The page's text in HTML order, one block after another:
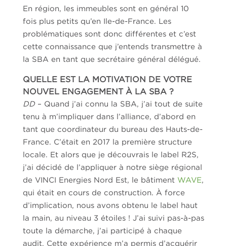
En région, les immeubles sont en général 10
fois plus petits qu’en Ile-de-France. Les
problématiques sont donc différentes et c’est
cette connaissance que j’entends transmettre à
la SBA en tant que secrétaire général délégué.
QUELLE EST LA MOTIVATION DE VOTRE
NOUVEL ENGAGEMENT À LA SBA ?
DD– Quand j’ai connu la SBA, j’ai tout de suite
tenu à m’impliquer dans l’alliance, d’abord en
tant que coordinateur du bureau des Hauts-de-
France. C’était en 2017 la première structure
locale. Et alors que je découvrais le label R2S,
j’ai décidé de l’appliquer à notre siège régional
de VINCI Energies Nord Est, le bâtiment WAVE
qui était en cours de construction. À force
d’implication, nous avons obtenu le label haut
la main, au niveau 3 étoiles ! J’ai suivi pas-à-pas
toute la démarche, j’ai participé à chaque
audit. Cette expérience m’a permis d’acquérir